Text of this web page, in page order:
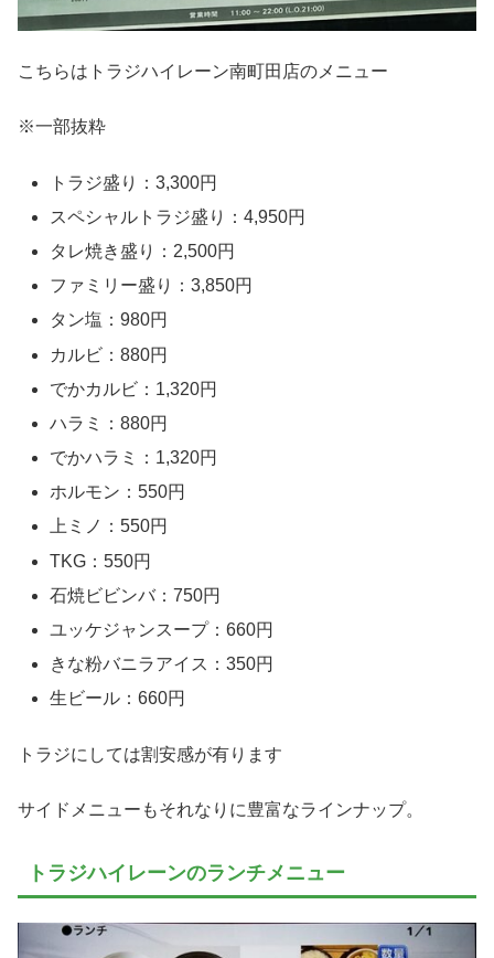
こちらはトラジハイレーン南町田店のメニュー
※一部抜粋
トラジ盛り：3,300円
スペシャルトラジ盛り：4,950円
タレ焼き盛り：2,500円
ファミリー盛り：3,850円
タン塩：980円
カルビ：880円
でかカルビ：1,320円
ハラミ：880円
でかハラミ：1,320円
ホルモン：550円
上ミノ：550円
TKG：550円
石焼ビビンバ：750円
ユッケジャンスープ：660円
きな粉バニラアイス：350円
生ビール：660円
トラジにしては割安感が有ります
サイドメニューもそれなりに豊富なラインナップ。
トラジハイレーンのランチメニュー